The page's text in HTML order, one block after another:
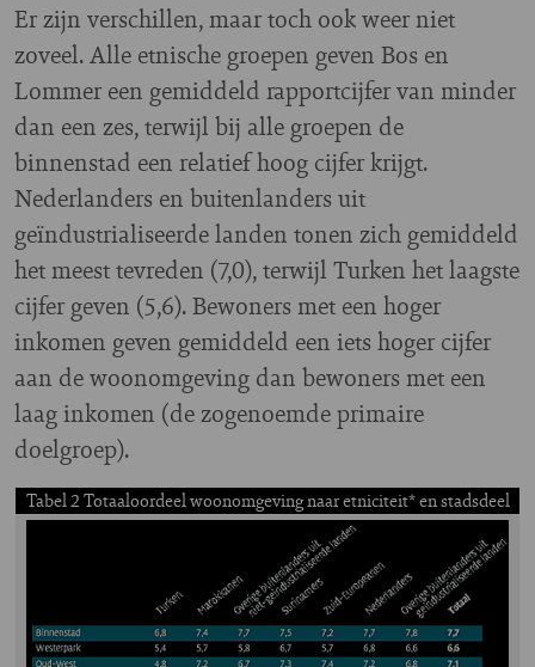
Er zijn verschillen, maar toch ook weer niet
zoveel. Alle etnische groepen geven Bos en
Lommer een gemiddeld rapportcijfer van minder
dan een zes, terwijl bij alle groepen de
binnenstad een relatief hoog cijfer krijgt.
Nederlanders en buitenlanders uit
geïndustrialiseerde landen tonen zich gemiddeld
het meest tevreden (7,0), terwijl Turken het laagste
cijfer geven (5,6). Bewoners met een hoger
inkomen geven gemiddeld een iets hoger cijfer
aan de woonomgeving dan bewoners met een
laag inkomen (de zogenoemde primaire
doelgroep).
Tabel 2 Totaaloordeel woonomgeving naar etniciteit* en stadsdeel